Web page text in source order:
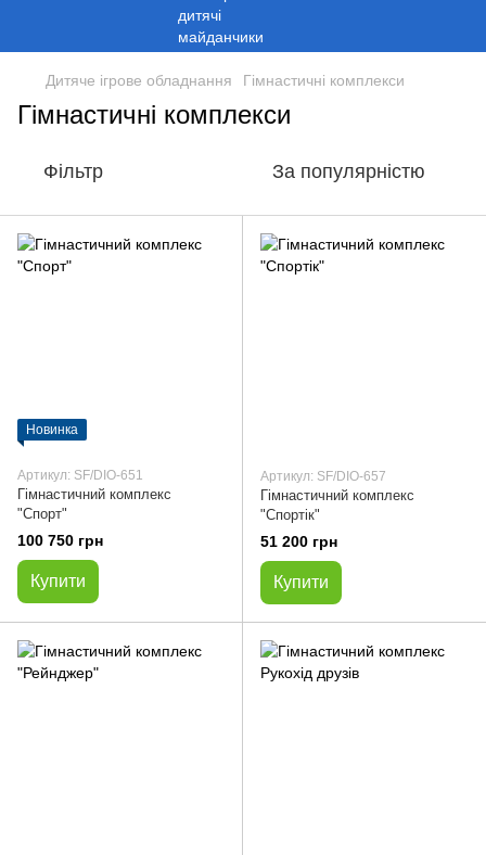
Дитяче ігрове обладнання Гімнастичні комплекси
Гімнастичні комплекси
Фільтр За популярністю
Новинка
Артикул: SF/DIO-651
Гімнастичний комплекс
"Спорт"
100 750 грн
Купити
Артикул: SF/DIO-657
Гімнастичний комплекс
"Спортік"
51 200 грн
Купити